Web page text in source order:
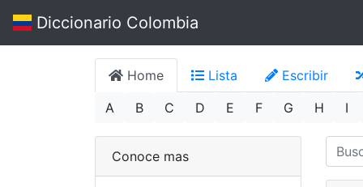
Diccionario Colombia
Home Lista Escribir
A
B C D E F G H I
Conoce mas